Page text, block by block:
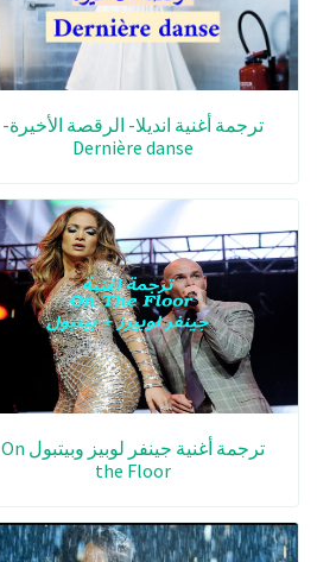
ترجمة أغنية انديلا- الرقصة الأخيرة-
Dernière danse
ترجمة أغنية جينفر لوبيز وبيتبول On
the Floor